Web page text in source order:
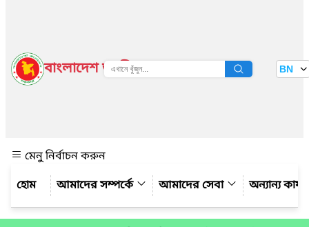
বাংলাদেশ জাতীয় তথ্য বাতায়ন BN
মেনু নির্বাচন করুন
আমাদের সম্পর্কে
আমাদের সেবা অন্যান্য